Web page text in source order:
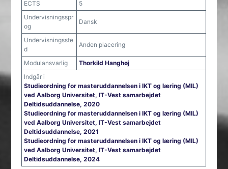
ECTS
5
Undervisningsspr
og
Dansk
Undervisningsste
d
Anden placering
Modulansvarlig
Thorkild Hanghøj
Indgår i
Studieordning for masteruddannelsen i IKT og læring (MIL)
ved Aalborg Universitet, IT-Vest samarbejdet
Deltidsuddannelse, 2020
Studieordning for masteruddannelsen i IKT og læring (MIL)
ved Aalborg Universitet, IT-Vest samarbejdet
Deltidsuddannelse, 2021
Studieordning for masteruddannelsen i IKT og læring (MIL)
ved Aalborg Universitet, IT-Vest samarbejdet
Deltidsuddannelse, 2024